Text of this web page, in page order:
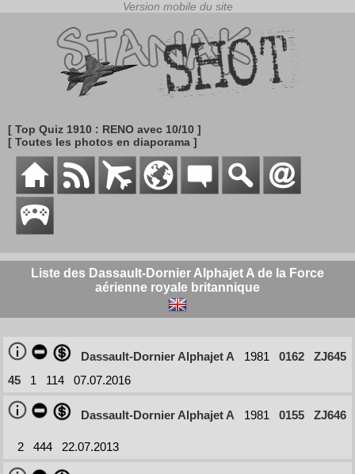
[ Top Quiz 1910 : RENO avec 10/10 ]
[ Toutes les photos en diaporama ]
Liste des Dassault-Dornier Alphajet A de la Force
aérienne royale britannique
Dassault-Dornier Alphajet A 1981 0162
ZJ645
45
1 114 07.07.2016
Dassault-Dornier Alphajet A 1981 0155 ZJ646
2 444 22.07.2013